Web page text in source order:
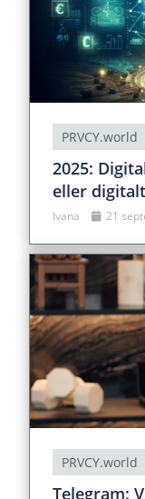
PRVCY.world
2025:
eller
Ivana 21
PRVCY.world
Telegram: